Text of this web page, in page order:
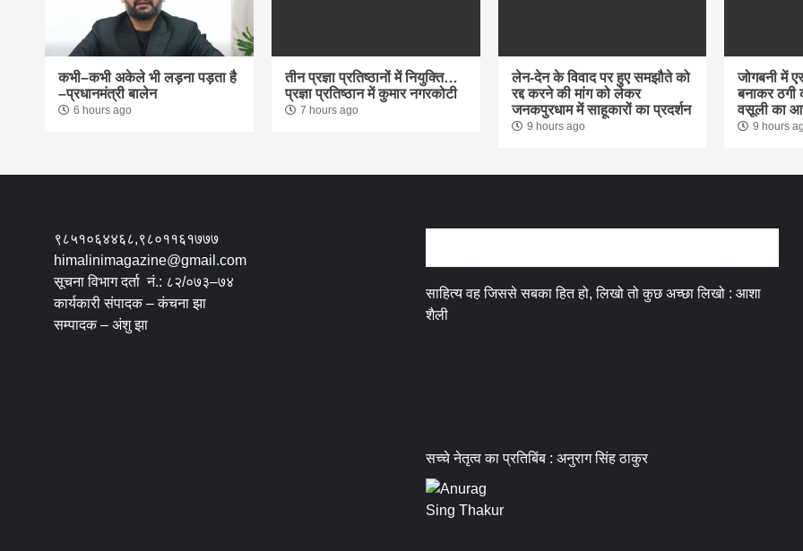
कभी–कभी अकेले भी लड़ना पड़ता है
–प्रधानमंत्री बालेन
6 hours ago
तीन प्रज्ञा प्रतिष्ठानों में नियुक्ति…
प्रज्ञा प्रतिष्ठान में कुमार नगरकोटी
7 hours ago
लेन-देन के विवाद पर हुए समझौते को
रद्द करने की मांग को लेकर
जनकपुरधाम में साहूकारों का प्रदर्शन
9 hours ago
जोगबनी में
बनाकर ठगी
वसूली का
9 hours
९८५१०६४४६८,९८०११६१७७७
himalinimagazine@gmail.com
सूचना विभाग दर्ता नं.: ८२/०७३–७४
कार्यकारी संपादक – कंचना झा
सम्पादक – अंशु झा
साहित्य वह जिससे सबका हित हो, लिखो तो कुछ अच्छा लिखो : आशा
शैली
सच्चे नेतृत्व का प्रतिबिंब : अनुराग सिंह ठाकुर